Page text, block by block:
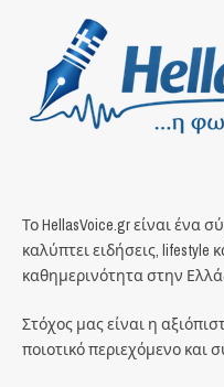
Το HellasVoice.gr είναι ένα
καλύπτει ειδήσεις,
καθημερινότητα στην
Στόχος μας είναι η
ποιοτικό περιεχόμενο και